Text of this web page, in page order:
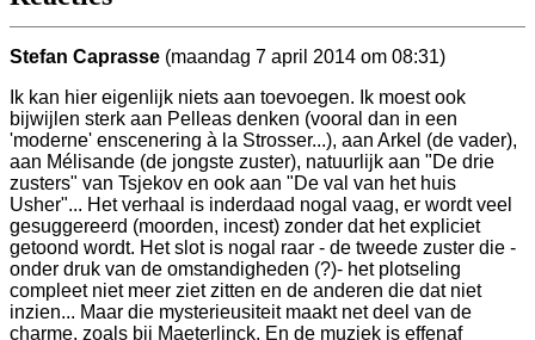
Stefan Caprasse (maandag 7 april 2014 om 08:31)
Ik kan hier eigenlijk niets aan toevoegen. Ik moest ook
bijwijlen sterk aan Pelleas denken (vooral dan in een
'moderne' enscenering à la Strosser...), aan Arkel (de vader),
aan Mélisande (de jongste zuster), natuurlijk aan "De drie
zusters" van Tsjekov en ook aan "De val van het huis
Usher"... Het verhaal is inderdaad nogal vaag, er wordt veel
gesuggereerd (moorden, incest) zonder dat het expliciet
getoond wordt. Het slot is nogal raar - de tweede zuster die -
onder druk van de omstandigheden (?)- het plotseling
compleet niet meer ziet zitten en de anderen die dat niet
inzien... Maar die mysterieusiteit maakt net deel van de
charme, zoals bij Maeterlinck. En de muziek is effenaf